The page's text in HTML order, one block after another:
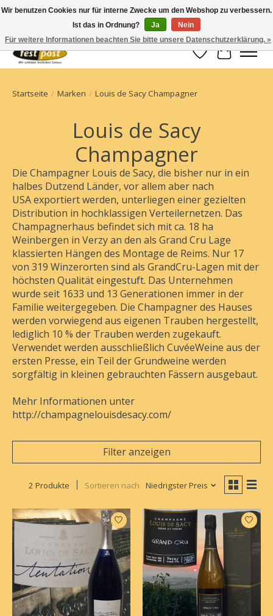
Champagner einfach geschickt
Wunschzettel
Ihr
Startseite / Marken / Louis de Sacy Champagner
Louis de Sacy
Champagner
Die Champagner Louis de Sacy, die bisher nur in ein
halbes Dutzend Länder, vor allem aber nach
USA exportiert werden, unterliegen einer gezielten
Distribution in hochklassigen Verteilernetzen. Das
Champagnerhaus befindet sich mit ca. 18 ha
Weinbergen in Verzy an den als Grand Cru Lage
klassierten Hängen des Montage de Reims. Nur 17
von 319 Winzerorten sind als GrandCru-Lagen mit der
höchsten Qualität eingestuft. Das Unternehmen
wurde seit 1633 und 13 Generationen immer in der
Familie weitergegeben. Die Champagner des Hauses
werden vorwiegend aus eigenen Trauben hergestellt,
lediglich 10 % der Trauben werden zugekauft.
Verwendet werden ausschließlich CuvéeWeine aus der
ersten Presse, ein Teil der Grundweine werden
sorgfältig in kleinen gebrauchten Fässern ausgebaut.
Mehr Informationen unter
http://champagnelouisdesacy.com/
Filter anzeigen
2 Produkte Sortieren nach Niedrigster Preis
Wir benutzen Cookies nur für interne Zwecke um den Webshop zu verbessern.
Ist das in Ordnung?
Ja
Nein
Für weitere Informationen beachten Sie bitte unsere Datenschutzerklärung. »